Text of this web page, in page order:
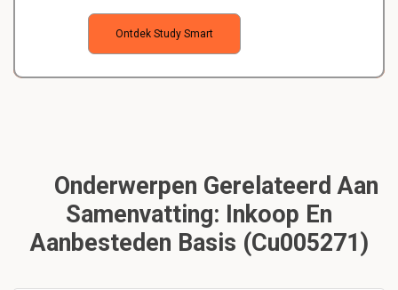
Ontdek Study Smart
Onderwerpen Gerelateerd Aan
Samenvatting: Inkoop En
Aanbesteden Basis (Cu005271)